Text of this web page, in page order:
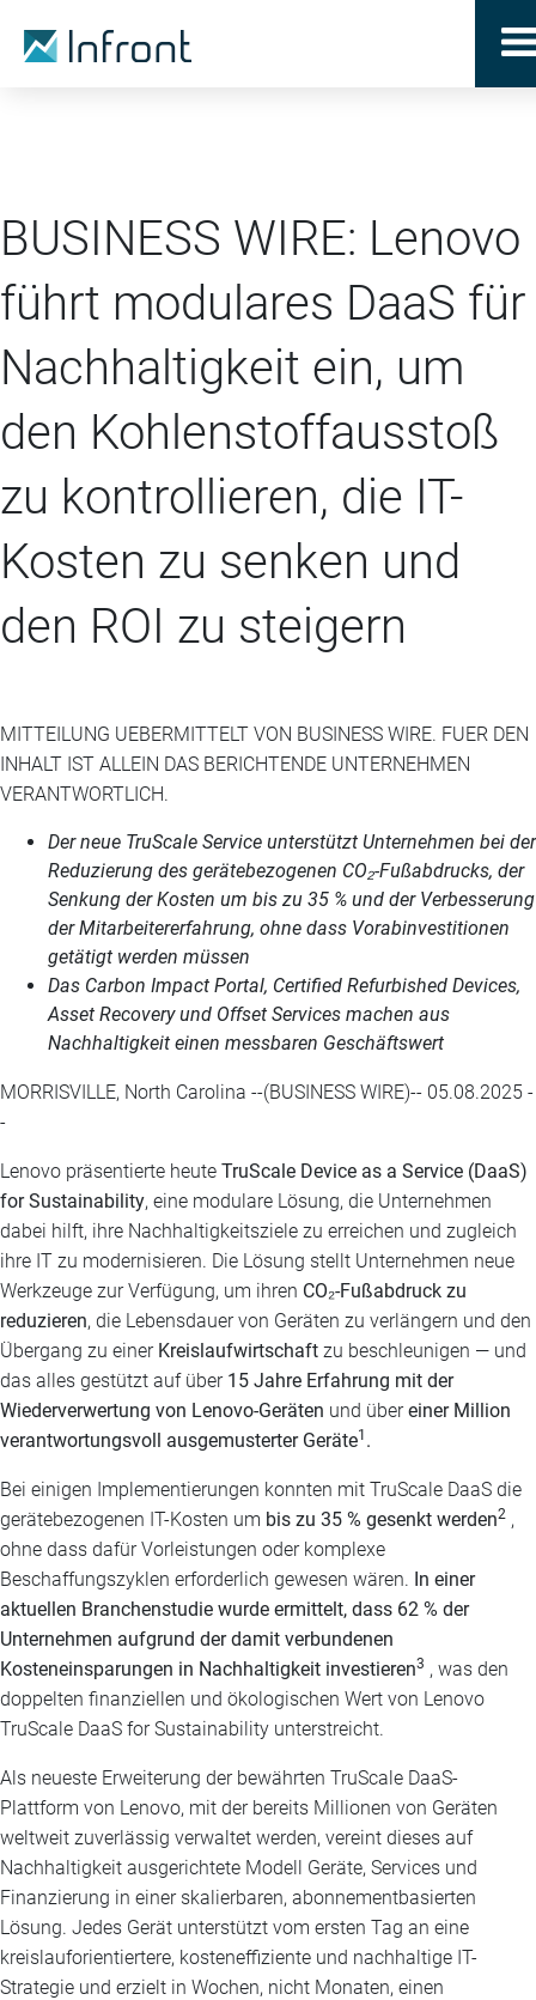
BUSINESS WIRE: Lenovo
führt modulares DaaS für
Nachhaltigkeit ein, um
den Kohlenstoffausstoß
zu kontrollieren, die IT-
Kosten zu senken und
den ROI zu steigern
MITTEILUNG UEBERMITTELT VON BUSINESS WIRE. FUER DEN
INHALT IST ALLEIN DAS BERICHTENDE UNTERNEHMEN
VERANTWORTLICH.
Der neue TruScale Service unterstützt Unternehmen bei der
Reduzierung des gerätebezogenen CO₂-Fußabdrucks, der
Senkung der Kosten um bis zu 35 % und der Verbesserung
der Mitarbeitererfahrung, ohne dass Vorabinvestitionen
getätigt werden müssen
Das Carbon Impact Portal, Certified Refurbished Devices,
Asset Recovery und Offset Services machen aus
Nachhaltigkeit einen messbaren Geschäftswert
MORRISVILLE, North Carolina --(BUSINESS WIRE)-- 05.08.2025 -
-
Lenovo präsentierte heute TruScale Device as a Service (DaaS)
for Sustainability, eine modulare Lösung, die Unternehmen
dabei hilft, ihre Nachhaltigkeitsziele zu erreichen und zugleich
ihre IT zu modernisieren. Die Lösung stellt Unternehmen neue
Werkzeuge zur Verfügung, um ihren CO₂-Fußabdruck zu
reduzieren, die Lebensdauer von Geräten zu verlängern und den
Übergang zu einer Kreislaufwirtschaft zu beschleunigen — und
das alles gestützt auf über 15 Jahre Erfahrung mit der
Wiederverwertung von Lenovo-Geräten und übereiner Million
verantwortungsvoll ausgemusterter Geräte1 .
Bei einigen Implementierungen konnten mit TruScale DaaS die
gerätebezogenen IT-Kosten um bis zu 35 % gesenkt werden2 ,
ohne dass dafür Vorleistungen oder komplexe
Beschaffungszyklen erforderlich gewesen wären. In einer
aktuellen Branchenstudie wurde ermittelt, dass 62 % der
Unternehmen aufgrund der damit verbundenen
Kosteneinsparungen in Nachhaltigkeit investieren3 , was den
doppelten finanziellen und ökologischen Wert von Lenovo
TruScale DaaS for Sustainability unterstreicht.
Als neueste Erweiterung der bewährten TruScale DaaS-
Plattform von Lenovo, mit der bereits Millionen von Geräten
weltweit zuverlässig verwaltet werden, vereint dieses auf
Nachhaltigkeit ausgerichtete Modell Geräte, Services und
Finanzierung in einer skalierbaren, abonnementbasierten
Lösung. Jedes Gerät unterstützt vom ersten Tag an eine
kreislauforientiertere, kosteneffiziente und nachhaltige IT-
Strategie und erzielt in Wochen, nicht Monaten, einen